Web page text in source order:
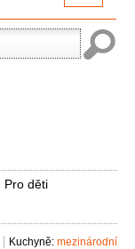
Pro děti
Kuchyně: mezinárodní